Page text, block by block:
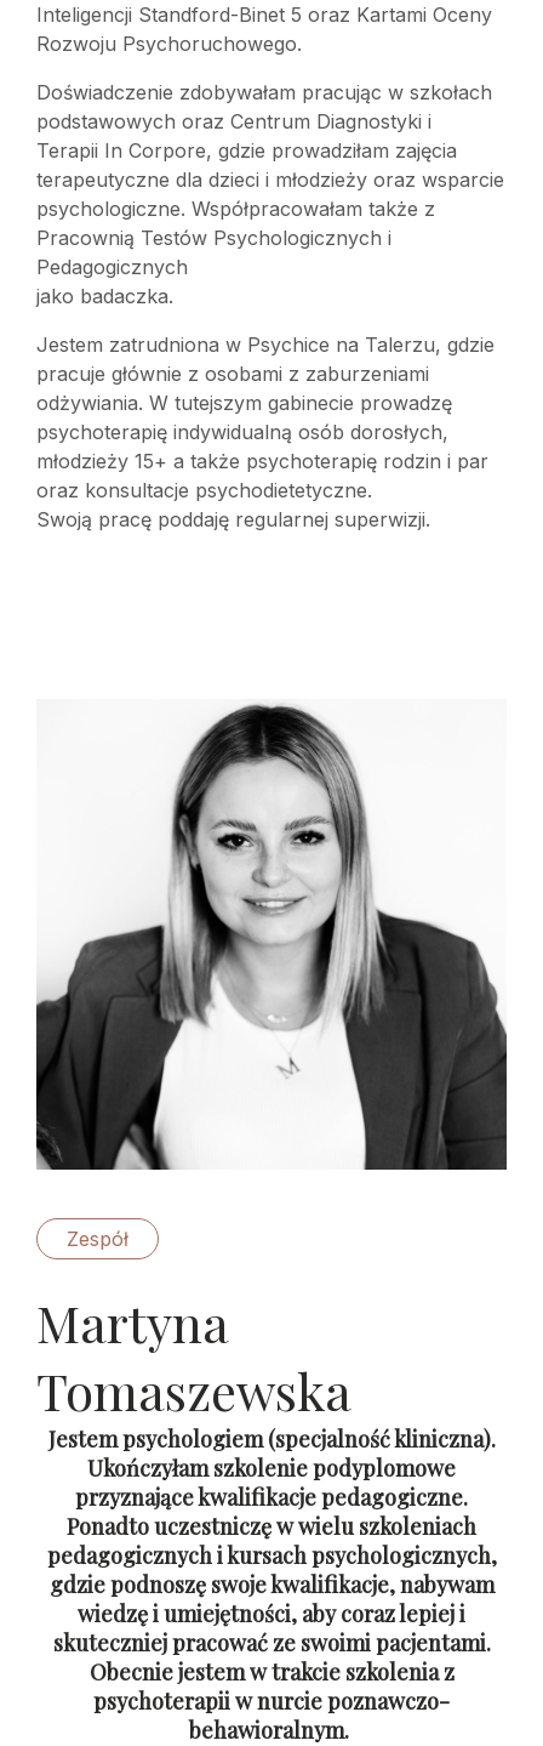
Inteligencji Standford-Binet 5 oraz Kartami Oceny
Rozwoju Psychoruchowego.
Doświadczenie zdobywałam pracując w szkołach
podstawowych oraz Centrum Diagnostyki i
Terapii In Corpore, gdzie prowadziłam zajęcia
terapeutyczne dla dzieci i młodzieży oraz wsparcie
psychologiczne. Współpracowałam także z
Pracownią Testów Psychologicznych i
Pedagogicznych
jako badaczka.
Jestem zatrudniona w Psychice na Talerzu, gdzie
pracuje głównie z osobami z zaburzeniami
odżywiania. W tutejszym gabinecie prowadzę
psychoterapię indywidualną osób dorosłych,
młodzieży 15+ a także psychoterapię rodzin i par
oraz konsultacje psychodietetyczne.
Swoją pracę poddaję regularnej superwizji.
Zespół
Martyna
Tomaszewska
Jestem psychologiem (specjalność kliniczna).
Ukończyłam szkolenie podyplomowe
przyznające kwalifikacje pedagogiczne.
Ponadto uczestniczę w wielu szkoleniach
pedagogicznych i kursach psychologicznych,
gdzie podnoszę swoje kwalifikacje, nabywam
wiedzę i umiejętności, aby coraz lepiej i
skuteczniej pracować ze swoimi pacjentami.
Obecnie jestem w trakcie szkolenia z
psychoterapii w nurcie poznawczo-
behawioralnym.